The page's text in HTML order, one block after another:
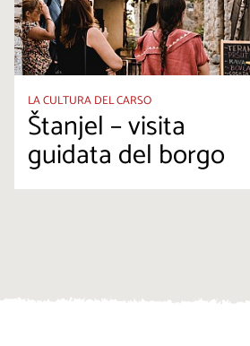
LA CULTURA DEL CARSO
Štanjel – visita
guidata del borgo